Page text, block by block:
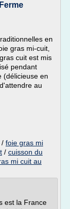
en
gras mi-cuit,
cuit est mis
pendant
(délicieuse en
au
/ foie gras mi
/ cuisson du
mi cuit au
est la France